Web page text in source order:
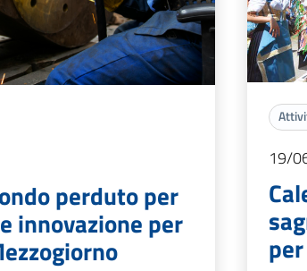
perduto per
innovazione per
19/